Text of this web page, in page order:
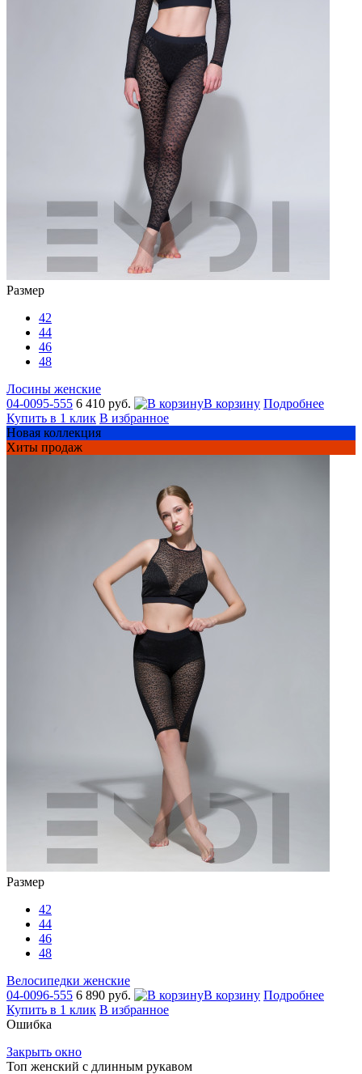
Размер
42
44
46
48
Лосины женские
04-0095-555 6 410 руб. В корзину Подробнее
Купить в 1 клик В избранное
Новая коллекция
Хиты продаж
Размер
42
44
46
48
Велосипедки женские
04-0096-555 6 890 руб. В корзину Подробнее
Купить в 1 клик В избранное
Ошибка
Закрыть окно
Топ женский с длинным рукавом